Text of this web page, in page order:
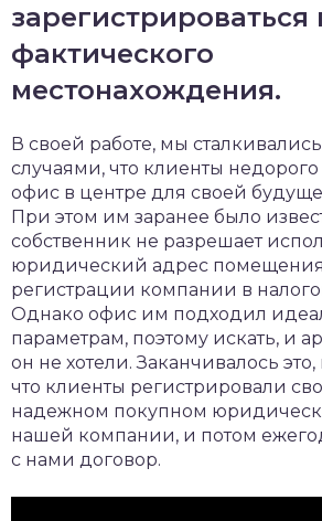
зарегистрироваться
фактического
местонахождения.
В своей работе, мы
случаями, что клиенты
офис в центре для своей
При этом им заранее было
собственник не разрешает
юридический адрес
регистрации компании в
Однако офис им подходил
параметрам, поэтому искать, и
он не хотели. Заканчивалось
что клиенты регистрировали
надежном покупном
нашей компании, и потом
с нами договор.